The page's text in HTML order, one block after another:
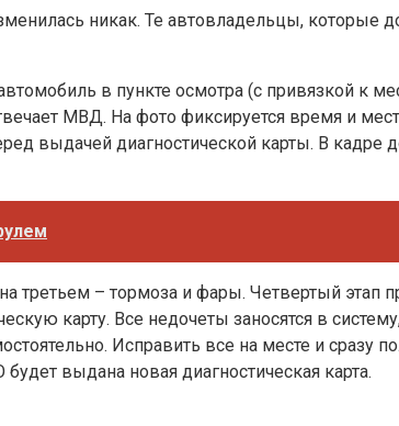
никак. Те автовладельцы, которые
в пункте осмотра (с привязкой к
МВД. На фото фиксируется время и
выдачей диагностической карты. В кадре
третьем – тормоза и фары. Четвертый этап
карту. Все недочеты заносятся в
Исправить все на месте и сразу
выдана новая диагностическая карта.